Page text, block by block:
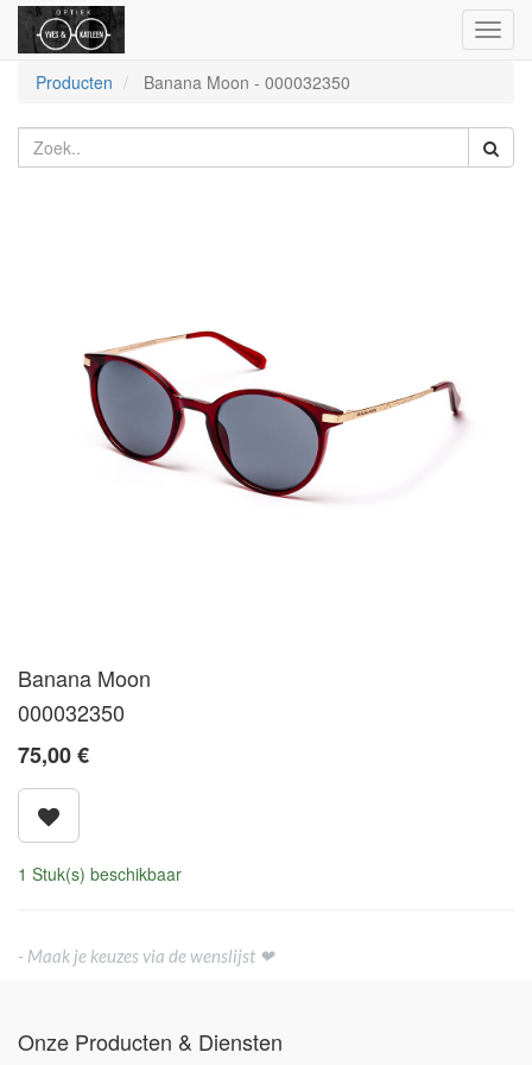
Producten
Banana Moon - 000032350
Banana Moon
000032350
75,00€
1 Stuk(s) beschikbaar
- Maak je keuzes via de wenslijst ❤
Onze Producten & Diensten